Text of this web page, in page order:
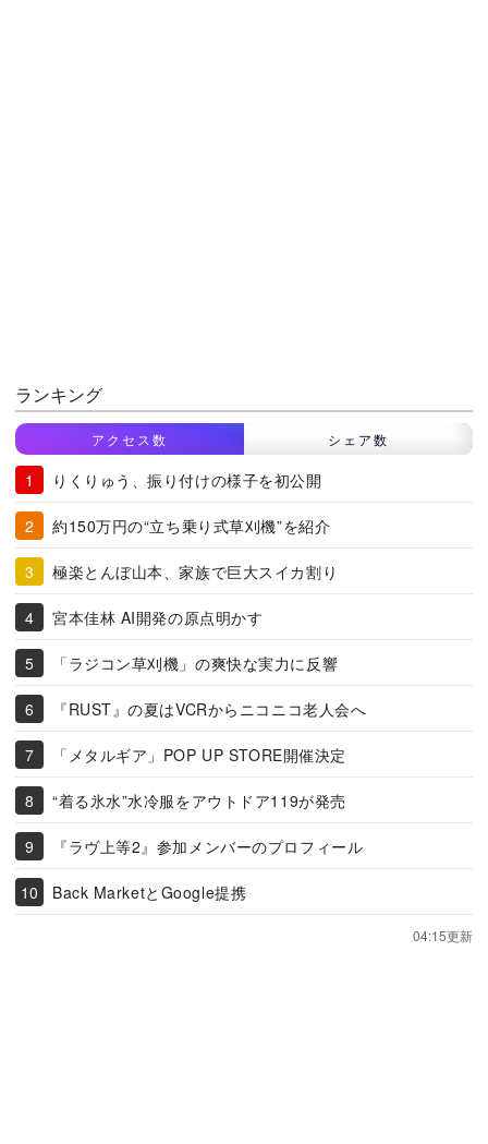
ランキング
アクセス数 シェア数
りくりゅう、振り付けの様子を初公開
約150万円の“立ち乗り式草刈機”を紹介
極楽とんぼ山本、家族で巨大スイカ割り
宮本佳林 AI開発の原点明かす
「ラジコン草刈機」の爽快な実力に反響
『RUST』の夏はVCRからニコニコ老人会へ
「メタルギア」POP UP STORE開催決定
“着る氷水”水冷服をアウトドア119が発売
『ラヴ上等2』参加メンバーのプロフィール
Back MarketとGoogle提携
04:15更新